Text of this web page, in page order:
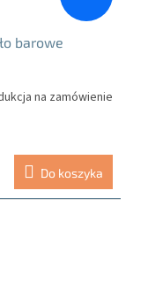
barowe
na zamówienie
Do koszyka